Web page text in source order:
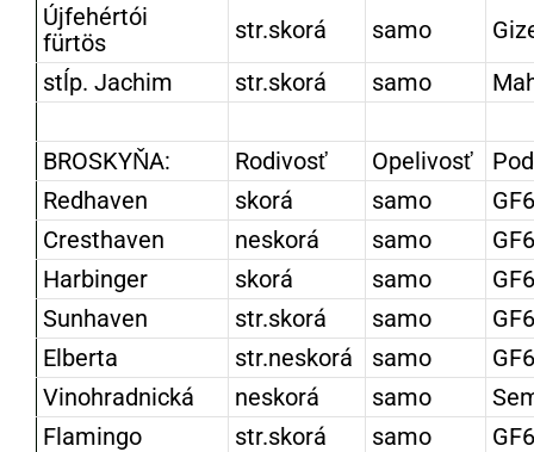
Újfehértói
fürtös
str.skorá samo
stĺp. Jachim
str.skorá samo
BROSKYŇA: Rodivosť Opelivosť
Redhaven
skorá samo
Cresthaven
neskorá samo
Harbinger
skorá samo
Sunhaven
str.skorá samo
Elberta
str.neskorá samo
Vinohradnická
neskorá samo
Flamingo
str.skorá samo